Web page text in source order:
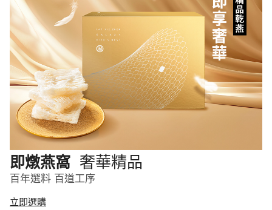
即燉燕窩 奢華精品
百年選料 百道工序
立即選購